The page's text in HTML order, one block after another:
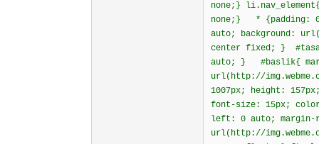
none;}
none;} * {padding:
auto; background:
center fixed; }
auto; } #baslik{
url(http://
1007px; height:
font-size: 15px;
left: 0 auto; margin-
url(http://